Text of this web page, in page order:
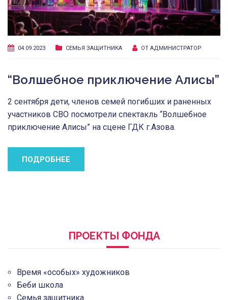
04.09.2023 СЕМЬЯ ЗАЩИТНИКА ОТ АДМИНИСТРАТОР
“Волшебное приключение Алисы”
2 сентября дети, членов семей погибших и раненных
участников СВО посмотрели спектакль “Волшебное
приключение Алисы” на сцене ГДК г.Азова.
ПОДРОБНЕЕ
ПРОЕКТЫ ФОНДА
Время «особых» художников
Беби школа
Семья защитника